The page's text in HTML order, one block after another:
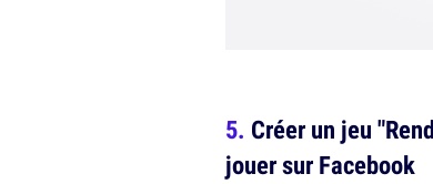
Créer un jeu
jouer sur Facebook